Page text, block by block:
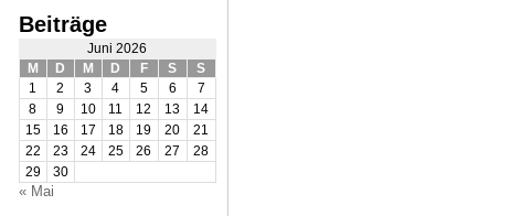
Beiträge
Juni 2026
M
D M D F S
S
1
2 3 4 5 6
7
8
9 10 11 12 13
14
15
16 17 18 19 20
21
22
23 24 25 26 27
28
29
30
« Mai